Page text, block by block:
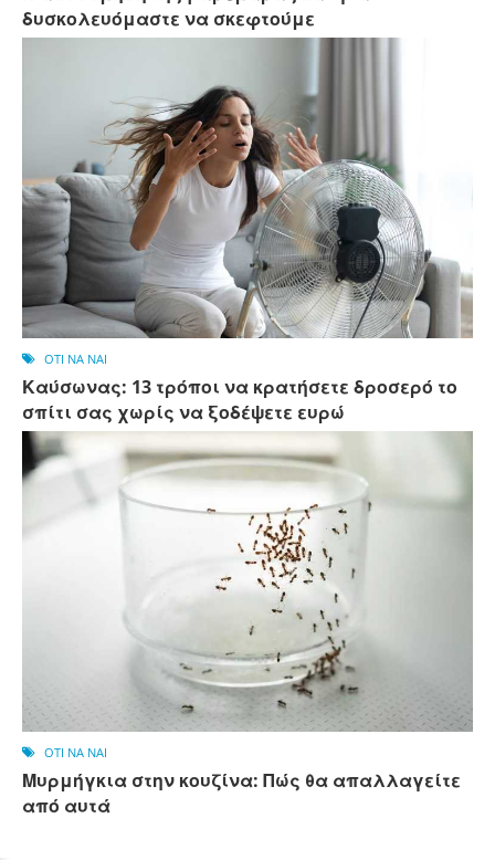
δυσκολευόμαστε να σκεφτούμε
OTI NA NAI
Καύσωνας: 13 τρόποι να κρατήσετε δροσερό το
σπίτι σας χωρίς να ξοδέψετε ευρώ
OTI NA NAI
Μυρμήγκια στην κουζίνα: Πώς θα απαλλαγείτε
από αυτά